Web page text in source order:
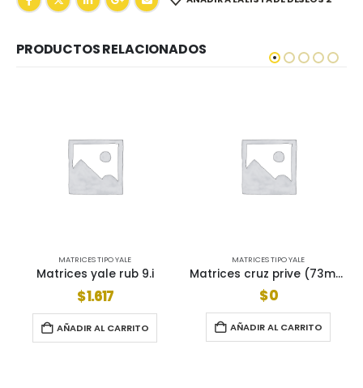
PRODUCTOS RELACIONADOS
MATRICES TIPO YALE
Matrices cruz prive (73mm)
AÑADIR AL CARRITO
MATRICES TIPO YALE
Matrices yale rub
AÑADIR AL CARRITO